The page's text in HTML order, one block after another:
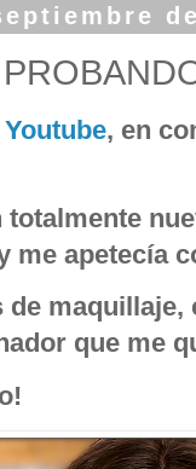
Youtube, en
me apetecía
maquillaje,
que me